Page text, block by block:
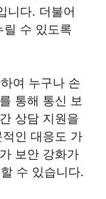
니다. 더불어
릴 수 있도록
여 누구나 손
통해 통신 보
상담 지원을
인 대응도 가
보안 강화가
수 있습니다.